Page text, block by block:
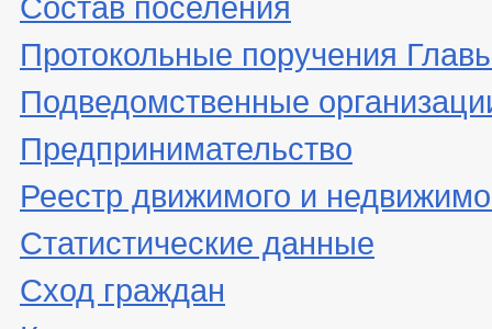
Протокольные поручения
Подведомственные
Предпринимательство
Реестр движимого и
Статистические данные
Сход граждан